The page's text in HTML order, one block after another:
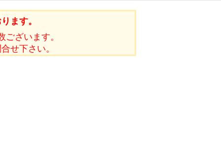
ます。
ざいます。
せ下さい。